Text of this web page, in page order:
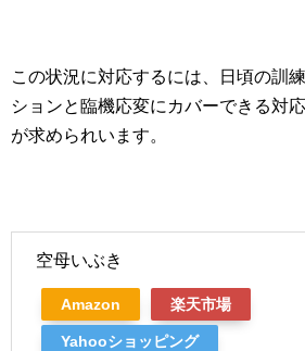
この状況に対応するには、日頃の訓
ションと臨機応変にカバーできる対
が求められいます。
空母いぶき
Amazon 楽天市場
Yahooショッピング